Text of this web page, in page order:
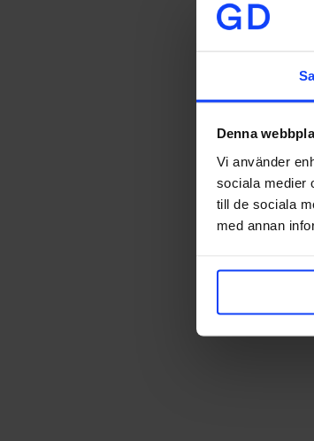
Denna
Vi använder
sociala medier
till de sociala
med annan
KICKS
KICKS
KICKS